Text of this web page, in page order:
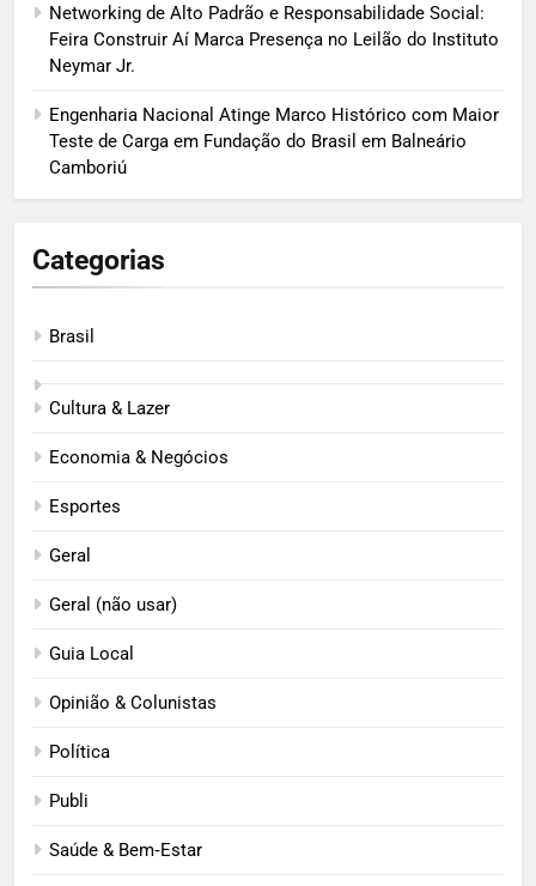
Networking de Alto Padrão e Responsabilidade Social:
Feira Construir Aí Marca Presença no Leilão do Instituto
Neymar Jr.
Engenharia Nacional Atinge Marco Histórico com Maior
Teste de Carga em Fundação do Brasil em Balneário
Camboriú
Categorias
Brasil
Cultura & Lazer
Economia & Negócios
Esportes
Geral
Geral (não usar)
Guia Local
Opinião & Colunistas
Política
Publi
Saúde & Bem‑Estar